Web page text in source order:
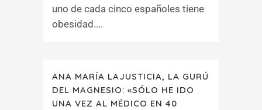
uno de cada cinco españoles tiene
obesidad....
ANA MARÍA LAJUSTICIA, LA GURÚ
DEL MAGNESIO: «SÓLO HE IDO
UNA VEZ AL MÉDICO EN 40